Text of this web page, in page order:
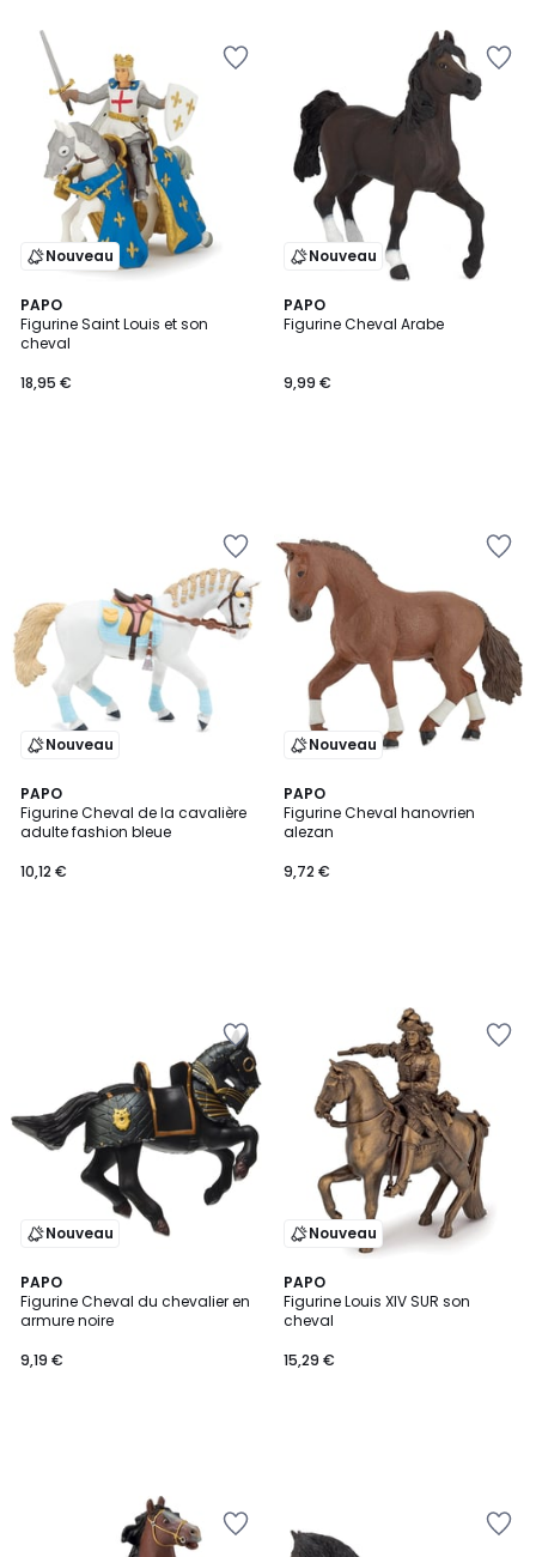
Nouveau
PAPO
Figurine Saint Louis et son
cheval
18,95 €
Nouveau
PAPO
Figurine Cheval Arabe
9,99 €
Nouveau
PAPO
Figurine Cheval de la cavalière
adulte fashion bleue
10,12 €
Nouveau
PAPO
Figurine Cheval hanovrien
alezan
9,72 €
Nouveau
PAPO
Figurine Cheval du chevalier en
armure noire
9,19 €
Nouveau
PAPO
Figurine Louis XIV SUR son
cheval
15,29 €